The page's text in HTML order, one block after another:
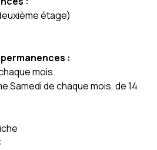
étage)
:
mois.
Samedi de chaque mois, de 14